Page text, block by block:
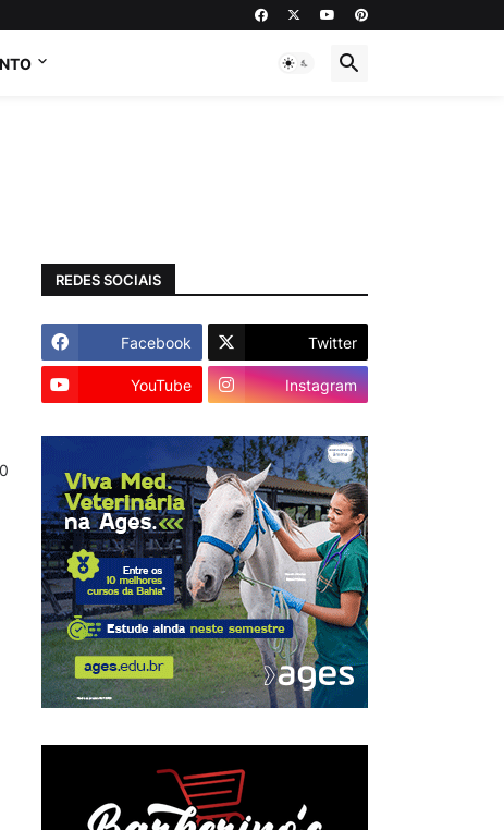
0
REDES SOCIAIS
Facebook Twitter
YouTube Instagram